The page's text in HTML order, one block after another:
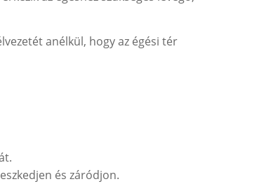
anélkül, hogy az égési tér
és záródjon.